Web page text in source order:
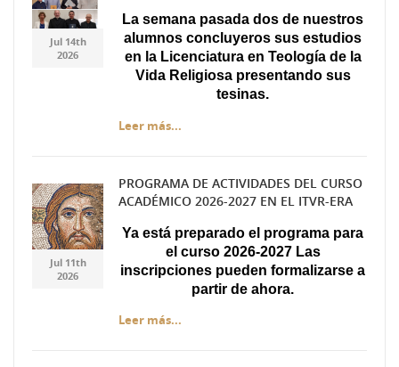
Diseño sin título.jpg
Diseño sin título.jpg
Jul 14th
2026
La semana pasada dos de nuestros
alumnos concluyeros sus estudios
en la Licenciatura en Teología de la
Vida Religiosa presentando sus
tesinas.
Leer más...
Captura.JPG
Captura.JPG
Jul 11th
2026
PROGRAMA DE ACTIVIDADES DEL CURSO
ACADÉMICO 2026-2027 EN EL ITVR-ERA
Ya está preparado el programa para
el curso 2026-2027 Las
inscripciones pueden formalizarse a
partir de ahora.
Leer más...